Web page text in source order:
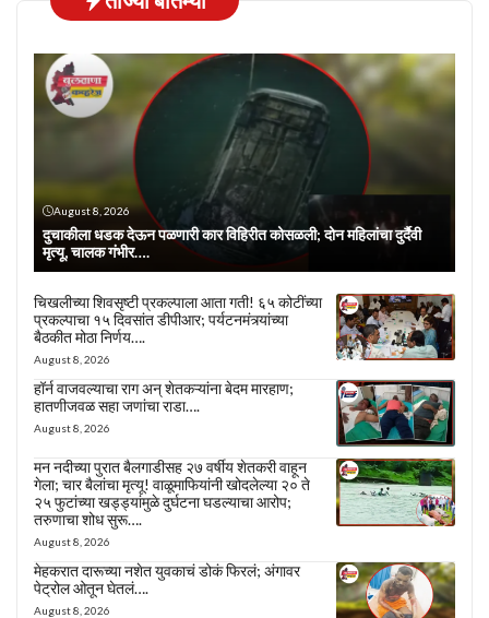
August 8, 2026
दुचाकीला धडक देऊन पळणारी कार विहिरीत कोसळली; दोन महिलांचा दुर्दैवी
मृत्यू, चालक गंभीर….
चिखलीच्या शिवसृष्टी प्रकल्पाला आता गती! ६५ कोटींच्या
प्रकल्पाचा १५ दिवसांत डीपीआर; पर्यटनमंत्र्यांच्या
बैठकीत मोठा निर्णय….
August 8, 2026
हॉर्न वाजवल्याचा राग अन् शेतकऱ्यांना बेदम मारहाण;
हातणीजवळ सहा जणांचा राडा….
August 8, 2026
मन नदीच्या पुरात बैलगाडीसह २७ वर्षीय शेतकरी वाहून
गेला; चार बैलांचा मृत्यू! वाळूमाफियांनी खोदलेल्या २० ते
२५ फुटांच्या खड्ड्यांमुळे दुर्घटना घडल्याचा आरोप;
तरुणाचा शोध सुरू….
August 8, 2026
मेहकरात दारूच्या नशेत युवकाचं डोकं फिरलं; अंगावर
पेट्रोल ओतून घेतलं….
August 8, 2026